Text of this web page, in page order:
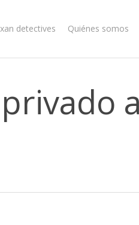
detectives Quiénes somos